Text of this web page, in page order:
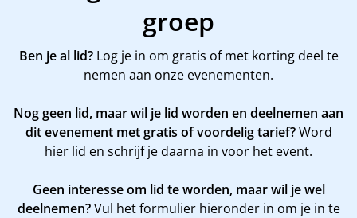
groep
Ben je al lid?Log je in om gratis of met korting deel te
nemen aan onze evenementen.
Nog geen lid, maar wil je lid worden en deelnemen aan
dit evenement met gratis of voordelig tarief?Word
hier lid en schrijf je daarna in voor het event.
Geen interesse om lid te worden, maar wil je wel
deelnemen?Vul het formulier hieronder in om je in te